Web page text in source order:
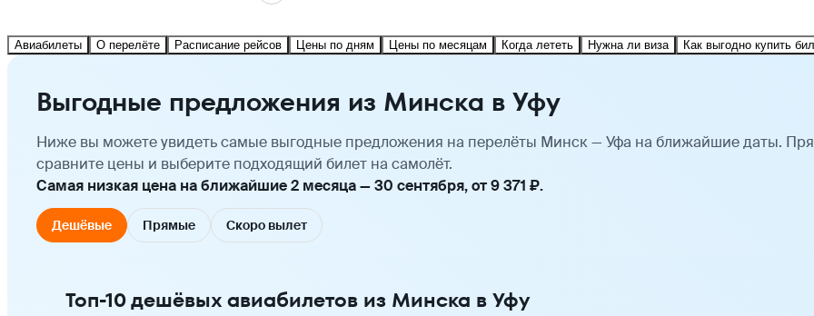
Авиабилеты О перелёте Расписание рейсов Цены по дням Цены по месяцам Когда лететь Нужна ли виза Как выгодно купить
Выгодные предложения из Минска в Уфу
Ниже вы можете увидеть самые выгодные предложения на перелёты Минск — Уфа на ближайшие даты.
сравните цены и выберите подходящий билет на самолёт.
Самая низкая цена на ближайшие 2 месяца — 30 сентября, от 9 371 ₽.
Дешёвые Прямые Скоро вылет
Топ-10 дешёвых авиабилетов из Минска в Уфу